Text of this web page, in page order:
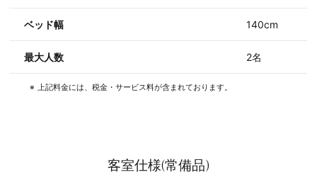
ベッド幅 140cm
最大人数 2名
上記料金には、税金・サービス料が含まれております。
客室仕様(常備品)